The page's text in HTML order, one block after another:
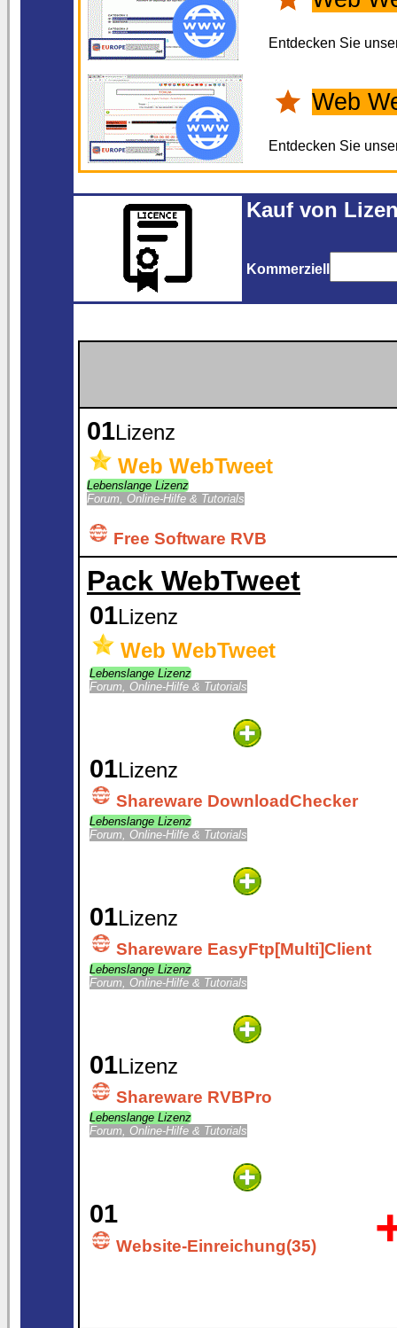
Entdecken Sie
Web
Entdecken Sie
Kauf von
Kommerziell
01Lizenz
Web WebTweet
Lebenslange Lizenz
Forum, Online-Hilfe & Tutorials
Free Software RVB
Pack WebTweet
01Lizenz
Web WebTweet
Lebenslange Lizenz
Forum, Online-Hilfe & Tutorials
01Lizenz
Shareware DownloadChecker
Lebenslange Lizenz
Forum, Online-Hilfe & Tutorials
01Lizenz
Shareware EasyFtp[Multi]Client
Lebenslange Lizenz
Forum, Online-Hilfe & Tutorials
01Lizenz
Shareware RVBPro
Lebenslange Lizenz
Forum, Online-Hilfe & Tutorials
01
Website-Einreichung(35)